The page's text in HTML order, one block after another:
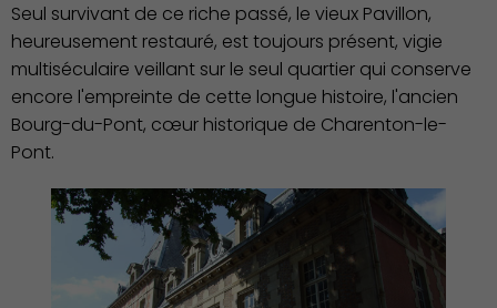
Seul survivant de ce riche passé, le vieux Pavillon,
heureusement restauré, est toujours présent, vigie
multiséculaire veillant sur le seul quartier qui conserve
encore l'empreinte de cette longue histoire, l'ancien
Bourg-du-Pont, cœur historique de Charenton-le-
Pont.